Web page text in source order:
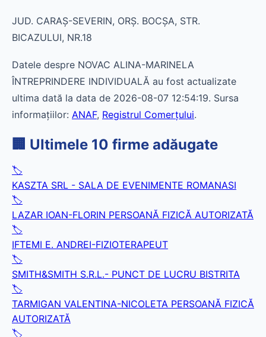
JUD. CARAŞ-SEVERIN, ORŞ. BOCŞA, STR.
BICAZULUI, NR.18
Datele despre NOVAC ALINA-MARINELA
ÎNTREPRINDERE INDIVIDUALĂ au fost actualizate
ultima dată la data de 2026-08-07 12:54:19. Sursa
informațiilor: ANAF, Registrul Comerțului.
🏢 Ultimele 10 firme adăugate
🏷️
KASZTA SRL - SALA DE EVENIMENTE ROMANASI
🏷️
LAZAR IOAN-FLORIN PERSOANĂ FIZICĂ AUTORIZATĂ
🏷️
IFTEMI E. ANDREI-FIZIOTERAPEUT
🏷️
SMITH&SMITH S.R.L.- PUNCT DE LUCRU BISTRITA
🏷️
TARMIGAN VALENTINA-NICOLETA PERSOANĂ FIZICĂ
AUTORIZATĂ
🏷️